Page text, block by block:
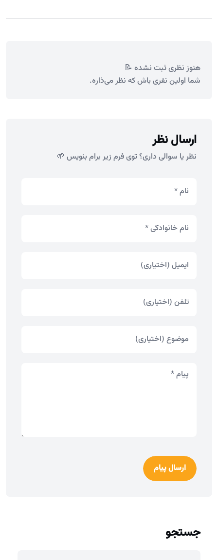
هنوز نظری ثبت نشده 📝
شما اولین نفری باش که نظر می‌ذاره.
ارسال نظر
نظر یا سوالی داری؟ توی فرم زیر برام بنویس 🌱
ارسال پیام
جستجو